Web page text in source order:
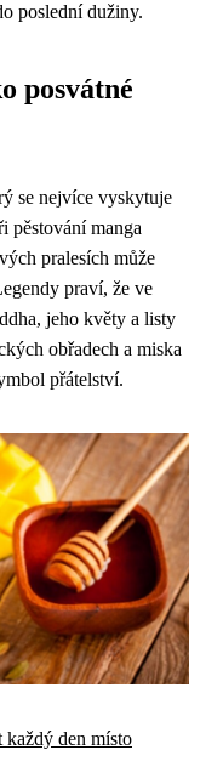
poslední dužiny.
posvátné
se nejvíce vyskytuje
pěstování manga
pralesích může
praví, že ve
jeho květy a listy
obřadech a miska
přátelství.
každý den místo